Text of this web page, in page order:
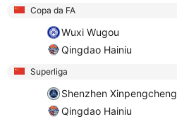
Copa da FA
Wuxi Wugou
Qingdao Hainiu
Superliga
Shenzhen Xinpengcheng
Qingdao Hainiu